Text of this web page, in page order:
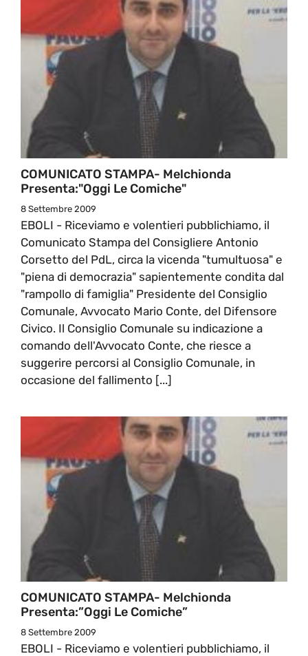
COMUNICATO STAMPA- Melchionda
Presenta:"Oggi Le Comiche"
8 Settembre 2009
EBOLI - Riceviamo e volentieri pubblichiamo, il
Comunicato Stampa del Consigliere Antonio
Corsetto del PdL, circa la vicenda "tumultuosa" e
"piena di democrazia" sapientemente condita dal
"rampollo di famiglia" Presidente del Consiglio
Comunale, Avvocato Mario Conte, del Difensore
Civico. Il Consiglio Comunale su indicazione a
comando dell'Avvocato Conte, che riesce a
suggerire percorsi al Consiglio Comunale, in
occasione del fallimento [...]
COMUNICATO STAMPA- Melchionda
Presenta:”Oggi Le Comiche”
8 Settembre 2009
EBOLI - Riceviamo e volentieri pubblichiamo, il